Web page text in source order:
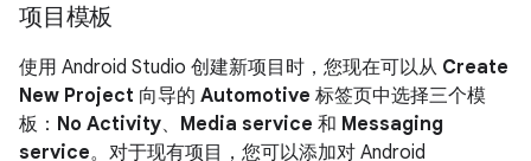
项目模板
使用 Android Studio 创建新项目时，您现在可以从 Create
New Project 向导的 Automotive 标签页中选择三个模
板： No Activity、 Media service 和 Messaging
service。对于现有项目，您可以添加对 Android